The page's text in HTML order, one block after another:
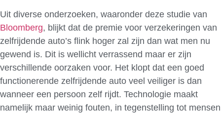
Uit diverse onderzoeken, waaronder deze studie van
Bloomberg, blijkt dat de premie voor verzekeringen van
zelfrijdende auto’s flink hoger zal zijn dan wat men nu
gewend is. Dit is wellicht verrassend maar er zijn
verschillende oorzaken voor. Het klopt dat een goed
functionerende zelfrijdende auto veel veiliger is dan
wanneer een persoon zelf rijdt. Technologie maakt
namelijk maar weinig fouten, in tegenstelling tot mensen